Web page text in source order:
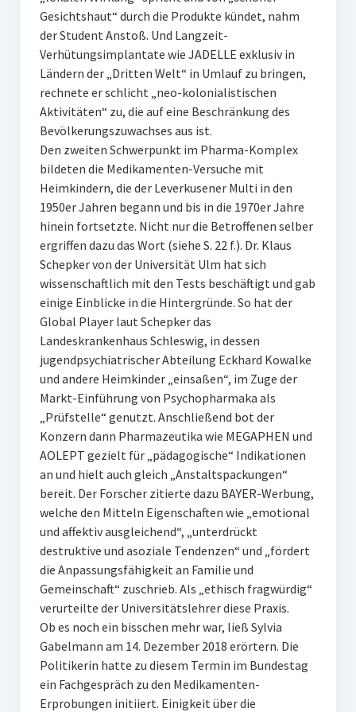
Gesichtshaut“ durch die Produkte kündet, nahm
der Student Anstoß. Und Langzeit-
Verhütungsimplantate wie JADELLE exklusiv in
Ländern der „Dritten Welt“ in Umlauf zu bringen,
rechnete er schlicht „neo-kolonialistischen
Aktivitäten“ zu, die auf eine Beschränkung des
Bevölkerungszuwachses aus ist.
Den zweiten Schwerpunkt im Pharma-Komplex
bildeten die Medikamenten-Versuche mit
Heimkindern, die der Leverkusener Multi in den
1950er Jahren begann und bis in die 1970er Jahre
hinein fortsetzte. Nicht nur die Betroffenen selber
ergriffen dazu das Wort (siehe S. 22 f.). Dr. Klaus
Schepker von der Universität Ulm hat sich
wissenschaftlich mit den Tests beschäftigt und gab
einige Einblicke in die Hintergründe. So hat der
Global Player laut Schepker das
Landeskrankenhaus Schleswig, in dessen
jugendpsychiatrischer Abteilung Eckhard Kowalke
und andere Heimkinder „einsaßen“, im Zuge der
Markt-Einführung von Psychopharmaka als
„Prüfstelle“ genutzt. Anschließend bot der
Konzern dann Pharmazeutika wie MEGAPHEN und
AOLEPT gezielt für „pädagogische“ Indikationen
an und hielt auch gleich „Anstaltspackungen“
bereit. Der Forscher zitierte dazu BAYER-Werbung,
welche den Mitteln Eigenschaften wie „emotional
und affektiv ausgleichend“, „unterdrückt
destruktive und asoziale Tendenzen“ und „fördert
die Anpassungsfähigkeit an Familie und
Gemeinschaft“ zuschrieb. Als „ethisch fragwürdig“
verurteilte der Universitätslehrer diese Praxis.
Ob es noch ein bisschen mehr war, ließ Sylvia
Gabelmann am 14. Dezember 2018 erörtern. Die
Politikerin hatte zu diesem Termin im Bundestag
ein Fachgespräch zu den Medikamenten-
Erprobungen initiiert. Einigkeit über die